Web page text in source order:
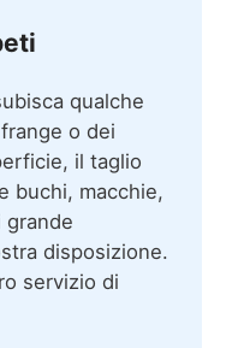
qualche
o dei
il taglio
buchi, macchie,
grande
disposizione.
servizio di